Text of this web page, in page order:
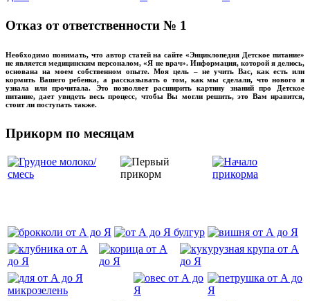
Отказ от ответственности № 1
Необходимо понимать, что автор статей на сайте «Энциклопедия Детское питание»
не является медицинским персоналом, «Я не врач». Информация, которой я делюсь,
основана на моем собственном опыте. Моя цель – не учить Вас, как есть или
кормить Вашего ребенка, а рассказывать о том, как мы сделали, что нового я
узнала или прочитала. Это позволяет расширить картину знаний про Детское
питание, дает увидеть весь процесс, чтобы Вы могли решить, это Вам нравится,
стоит ли поступать также.
Прикорм по месяцам